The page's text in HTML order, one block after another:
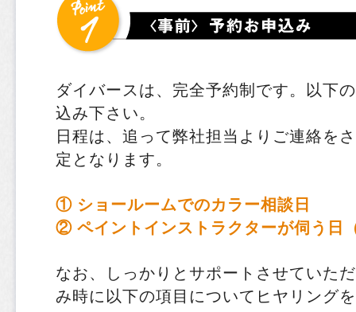
ダイバースは、完全予約制です。以下
込み下さい。
日程は、追って弊社担当よりご連絡を
定となります。
① ショールームでのカラー相談日
② ペイントインストラクターが伺う日
なお、しっかりとサポートさせていた
み時に以下の項目についてヒヤリング